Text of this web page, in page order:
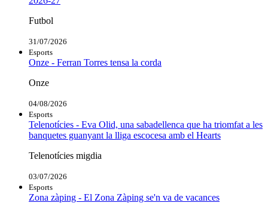
Futbol
31/07/2026
Esports
Onze - Ferran Torres tensa la corda
Onze
04/08/2026
Esports
Telenotícies - Eva Olid, una sabadellenca que ha triomfat a les
banquetes guanyant la lliga escocesa amb el Hearts
Telenotícies migdia
03/07/2026
Esports
Zona zàping - El Zona Zàping se'n va de vacances